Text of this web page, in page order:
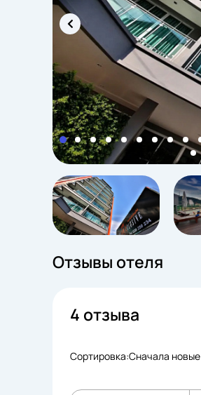
Отзывы отеля
4 отзыва
Сортировка:Сначала новые